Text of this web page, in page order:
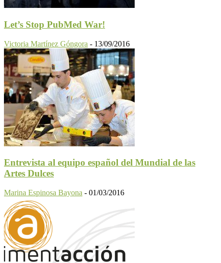
Let’s Stop PubMed War!
Victoria Martínez Góngora - 13/09/2016
Entrevista al equipo español del Mundial de las
Artes Dulces
Marina Espinosa Bayona - 01/03/2016